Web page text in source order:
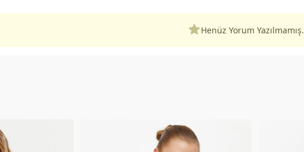
Henüz Yorum Yazılmamış.